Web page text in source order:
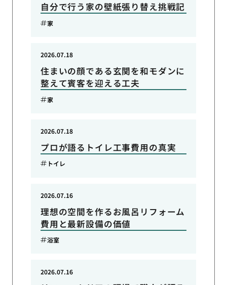
自分で行う家の壁紙張り替え挑戦記
家
住まいの顔である玄関を和モダンに
整えて賓客を迎える工夫
2026.07.18
家
プロが語るトイレ工事費用の真実
2026.07.18
トイレ
理想の空間を作るお風呂リフォーム
費用と最新設備の価値
2026.07.16
浴室
2026.07.16